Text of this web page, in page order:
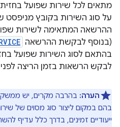
מתאים לכל שירות שפועל
על סוג השירות בקובץ
ההרשאה המתאימה לשירות
(בנוסף לבקשת ההרשאה
בהתאם לסוג השירות שפועל
לבקש הרשאות בזמן הריצה
הערה:
ייעודיים זמינים, בדרך כלל עדיף